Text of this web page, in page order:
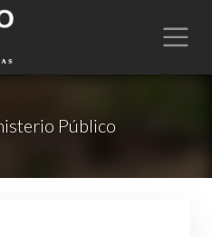
Público